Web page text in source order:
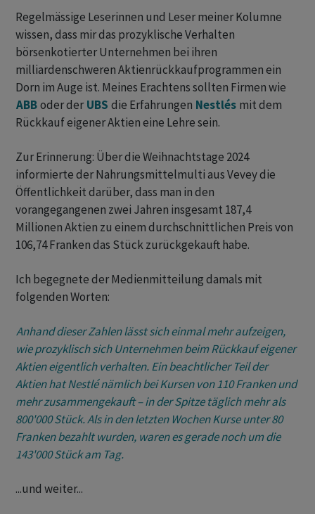
Regelmässige Leserinnen und Leser meiner Kolumne
wissen, dass mir das prozyklische Verhalten
börsenkotierter Unternehmen bei ihren
milliardenschweren Aktienrückkaufprogrammen ein
Dorn im Auge ist. Meines Erachtens sollten Firmen wie
ABBoder der UBS die Erfahrungen Nestlés mit dem
Rückkauf eigener Aktien eine Lehre sein.
Zur Erinnerung: Über die Weihnachtstage 2024
informierte der Nahrungsmittelmulti aus Vevey die
Öffentlichkeit darüber, dass man in den
vorangegangenen zwei Jahren insgesamt 187,4
Millionen Aktien zu einem durchschnittlichen Preis von
106,74 Franken das Stück zurückgekauft habe.
Ich begegnete der Medienmitteilung damals mit
folgenden Worten:
Anhand dieser Zahlen lässt sich einmal mehr aufzeigen,
wie prozyklisch sich Unternehmen beim Rückkauf eigener
Aktien eigentlich verhalten. Ein beachtlicher Teil der
Aktien hat Nestlé nämlich bei Kursen von 110 Franken und
mehr zusammengekauft – in der Spitze täglich mehr als
800'000 Stück. Als in den letzten Wochen Kurse unter 80
Franken bezahlt wurden, waren es gerade noch um die
143'000 Stück am Tag.
...und weiter...